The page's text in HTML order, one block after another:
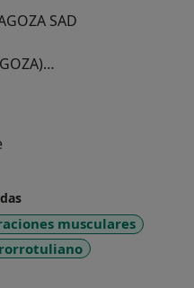
SAD
DEPORTIVAS
DE ZARAGOZA)
musculares